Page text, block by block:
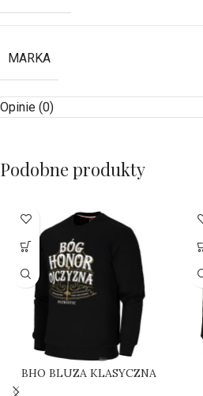
MARKA
Opinie (0)
Podobne produkty
BHO BLUZA KLASYCZNA